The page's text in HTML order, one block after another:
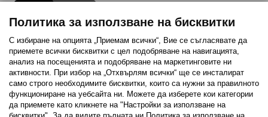
Последвайте ни:
FacebookTwitterYoutubePinterestInstagram
Политика за използване на бисквитки
С избиране на опцията „Приемам всички“, Вие се съгласявате да
приемете всички бисквитки с цел подобряване на навигацията,
анализ на посещенията и подобряване на маркетинговите ни
активности. При избор на „Отхвърлям всички“ ще се инсталират
само строго необходимитe бисквитки, които са нужни за правилното
функциониране на уебсайта ни. Можете да изберете кои категории
да приемете като кликнете на "Настройки за използване на